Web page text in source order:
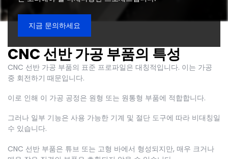
지금 문의하세요
CNC 선반 가공 부품의 특성
CNC 선반 가공 부품의 표준 프로파일은 대칭적입니다. 이는 가공
중 회전하기 때문입니다.
이로 인해 이 가공 공정은 원형 또는 원통형 부품에 적합합니다.
그러나 일부 기능은 사용 가능한 기계 및 절단 도구에 따라 비대칭일
수 있습니다.
CNC 선반 부품은 튜브 또는 고형 바에서 형성되지만, 매우 크거나